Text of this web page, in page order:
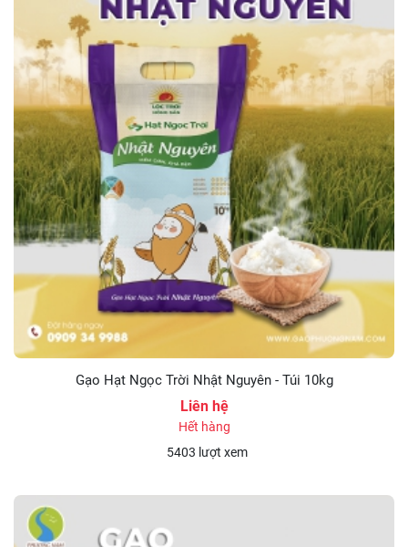
Gạo Hạt Ngọc Trời Nhật Nguyên - Túi 10kg
Liên hệ
Hết hàng
5403 lượt xem